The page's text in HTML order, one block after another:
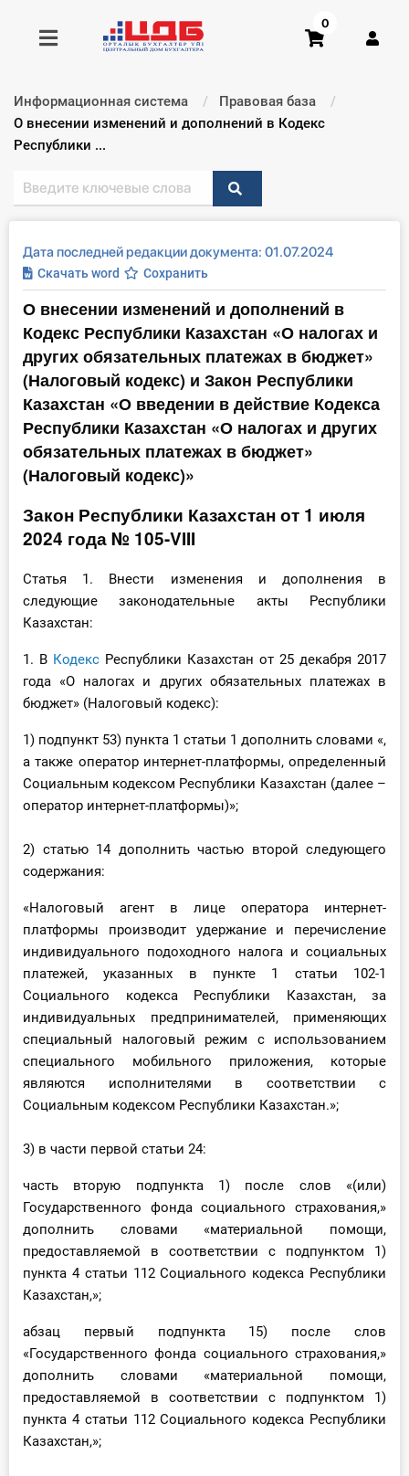
Получить консультацию
Главная ИС
Формы
Консультации
Правовая база
Библиотека бухгалтера
Инструменты
Вебинары
Справочник бухгалтера
Участник ВЭД
Практика ИП
Кадры. Труд. Зарплата.
Учет по отраслям
Юридический помощник
Интернет-магазин
Обучение
Тарифы
Тестирование для
бухгалтера
0
Информационная система
Правовая база
Текущий:
О внесении изменений и дополнений в Кодекс
Республики ...
Дата последней редакции документа: 01.07.2024
Скачать word Сохранить
О внесении изменений и дополнений в
Кодекс Республики Казахстан «О налогах и
других обязательных платежах в бюджет»
(Налоговый кодекс) и Закон Республики
Казахстан «О введении в действие Кодекса
Республики Казахстан «О налогах и других
обязательных платежах в бюджет»
(Налоговый кодекс)»
Закон Республики Казахстан от 1 июля
2024 года № 105-VIII
Статья 1. Внести изменения и дополнения в
следующие законодательные акты Республики
Казахстан:
1. В Кодекс Республики Казахстан от 25 декабря 2017
года «О налогах и других обязательных платежах в
бюджет» (Налоговый кодекс):
1) подпункт 53) пункта 1 статьи 1 дополнить словами «,
а также оператор интернет-платформы, определенный
Социальным кодексом Республики Казахстан (далее –
оператор интернет-платформы)»;
2) статью 14 дополнить частью второй следующего
содержания:
«Налоговый агент в лице оператора интернет-
платформы производит удержание и перечисление
индивидуального подоходного налога и социальных
платежей, указанных в пункте 1 статьи 102-1
Социального кодекса Республики Казахстан, за
индивидуальных предпринимателей, применяющих
специальный налоговый режим с использованием
специального мобильного приложения, которые
являются исполнителями в соответствии с
Социальным кодексом Республики Казахстан.»;
3) в части первой статьи 24:
часть вторую подпункта 1) после слов «(или)
Государственного фонда социального страхования,»
дополнить словами «материальной помощи,
предоставляемой в соответствии с подпунктом 1)
пункта 4 статьи 112 Социального кодекса Республики
Казахстан,»;
абзац первый подпункта 15) после слов
«Государственного фонда социального страхования,»
дополнить словами «материальной помощи,
предоставляемой в соответствии с подпунктом 1)
пункта 4 статьи 112 Социального кодекса Республики
Казахстан,»;